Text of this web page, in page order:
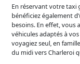
En réservant votre taxi
bénéficiez également
besoins. En effet, vous
véhicules adaptés à
voyagiez seul, en
du midi vers Charleroi